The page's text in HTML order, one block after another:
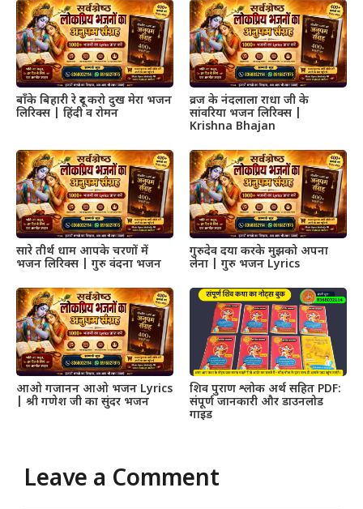
बाँके बिहारी रे दूर करो दुख मेरा भजन
लिरिक्स | हिंदी व रोमन
व्रज के नंदलाला राधा जी के
सांवरिया भजन लिरिक्स |
Krishna Bhajan
सारे तीर्थ धाम आपके चरणों में
भजन लिरिक्स | गुरु वंदना भजन
गुरुदेव दया करके मुझको अपना
लेना | गुरु भजन Lyrics
आओ गजानन आओ भजन Lyrics
| श्री गणेश जी का सुंदर भजन
शिव पुराण श्लोक अर्थ सहित PDF:
संपूर्ण जानकारी और डाउनलोड
गाइड
Leave a Comment